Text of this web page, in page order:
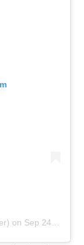
on Sep 24, 2020 at 11:33pm PDT